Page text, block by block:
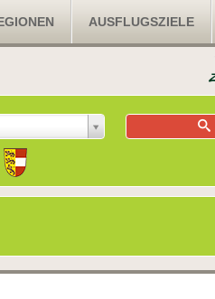
AUSFLUGSZIELE